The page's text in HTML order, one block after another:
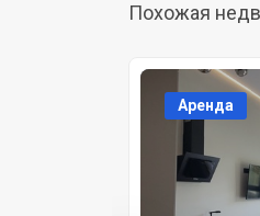
Похожая
Аренда